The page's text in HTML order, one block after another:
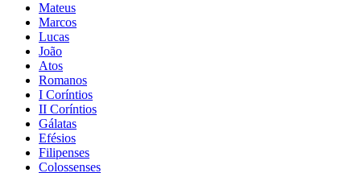
Mateus
Marcos
Lucas
João
Atos
Romanos
I Coríntios
II Coríntios
Gálatas
Efésios
Filipenses
Colossenses